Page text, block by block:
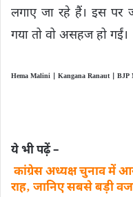
लगाए जा रहे हैं। इस पर
गया तो वो असहज हो गईं।
Hema Malini | Kangana Ranaut | BJP
ये भी पढ़ें –
कांग्रेस अध्यक्ष चुनाव में
राह‚ जानिए सबसे बड़ी